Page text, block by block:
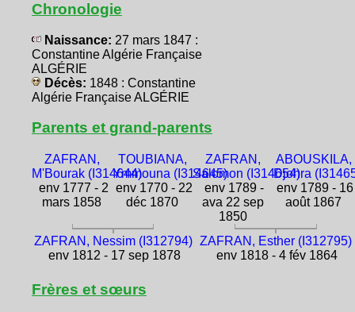
Chronologie
Naissance: 27 mars 1847 :
Constantine Algérie Française
ALGÉRIE
Décès: 1848 : Constantine
Algérie Française ALGÉRIE
Parents et grand-parents
ZAFRAN,
M'Bourak (I314644)
env 1777 - 2
mars 1858
TOUBIANA,
Ymmouna (I314645)
env 1770 - 22
déc 1870
ZAFRAN,
Salomon (I314654)
env 1789 -
ava 22 sep
1850
ABOUSKILA,
Djohra
env 1789 - 16
août 1867
ZAFRAN, Nessim (I312794)
env 1812 - 17 sep 1878
ZAFRAN, Esther (I312795)
env 1818 - 4 fév 1864
Frères et sœurs